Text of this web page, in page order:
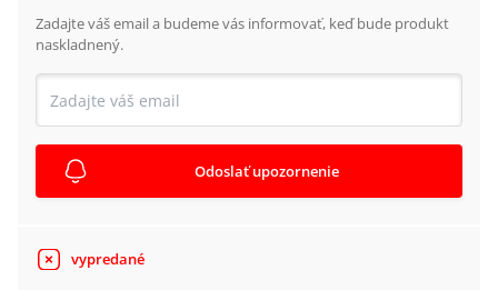
Zadajte váš email a budeme vás informovať, keď bude produkt
naskladnený.
Odoslať upozornenie
vypredané